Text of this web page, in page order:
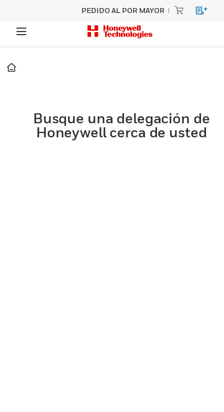
PEDIDO AL POR MAYOR
Busque una delegación de
Honeywell cerca de usted